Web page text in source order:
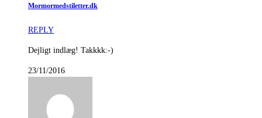
Mormormedstiletter.dk
REPLY
Dejligt indlæg! Takkkk:-)
23/11/2016